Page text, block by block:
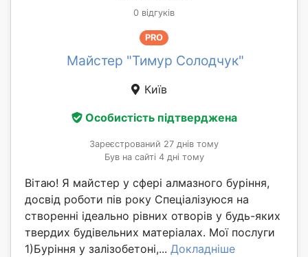
0 відгуків
PRO
Майстер "Тимур Солодчук"
Київ
Особистість підтверджена
Зареєстрований 27 днів тому
Був на сайті 4 дні тому
Вітаю! Я майстер у сфері алмазного буріння,
досвід роботи пів року Спеціалізуюся на
створенні ідеально рівних отворів у будь-яких
твердих будівельних матеріалах. Мої послуги
1)Буріння у залізобетоні,... Докладніше